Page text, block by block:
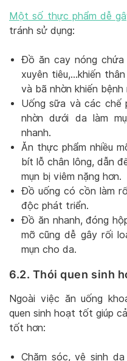
Một số thực phẩm dễ
tránh sử dụng:
Đồ ăn cay nóng chứa
xuyên tiêu,…khiến
và bã nhờn khiến
Uống sữa và các
nhờn dưới da làm
nhanh.
Ăn thực phẩm nhiều
bít lỗ chân lông, dẫn
mụn bị viêm nặng hơn.
Đồ uống có cồn làm
độc phát triển.
Đồ ăn nhanh, đóng
mỡ cũng dễ gây rối
mụn cho da.
6.2. Thói quen sinh
Ngoài việc ăn uống
quen sinh hoạt tốt giúp
tốt hơn:
Chăm sóc, vệ sinh